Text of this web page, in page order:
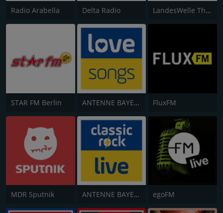
Radio Arabella Delta Radio LandesWelle Thüringen
STAR FM Berlin ANTENNE BAYERN Lovesongs FluxFM
MDR Sputnik ANTENNE BAYERN Classic Rock Live egoFM